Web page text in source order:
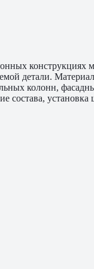
конструкциях
детали.
колонн,
состава,